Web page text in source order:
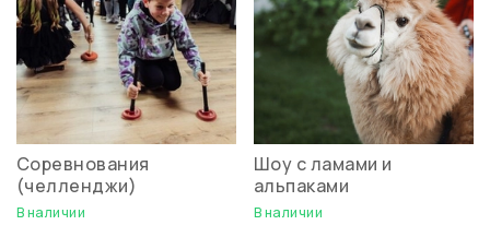
Соревнования
(челленджи)
В наличии
Шоу с ламами и
альпаками
В наличии